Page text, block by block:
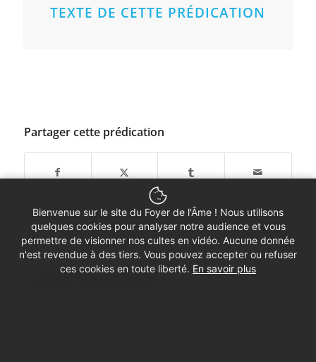
TEXTE DE CETTE PRÉDICATION
Partager cette prédication
Bienvenue sur le site du Foyer de l'Âme ! Nous utilisons
quelques cookies pour analyser notre audience et vous
permettre de visionner nos cultes en vidéo. Aucune donnée
n'est revendue à des tiers. Vous pouvez accepter ou refuser
ces cookies en toute liberté. En savoir plus